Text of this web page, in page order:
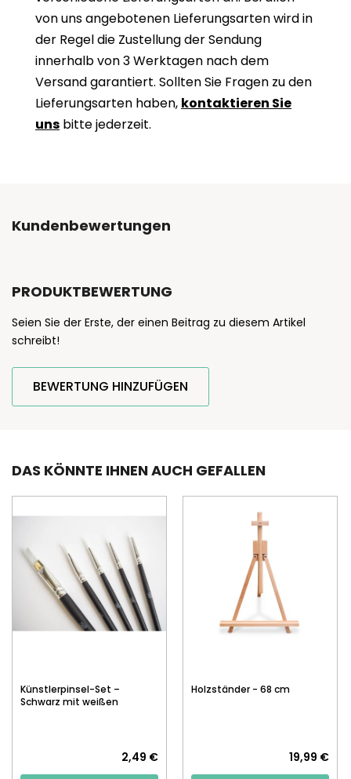
von uns angebotenen Lieferungsarten wird in
der Regel die Zustellung der Sendung
innerhalb von 3 Werktagen nach dem
Versand garantiert. Sollten Sie Fragen zu den
Lieferungsarten haben, kontaktieren Sie
uns bitte jederzeit.
Kundenbewertungen
PRODUKTBEWERTUNG
Seien Sie der Erste, der einen Beitrag zu diesem Artikel
schreibt!
BEWERTUNG HINZUFÜGEN
DAS KÖNNTE IHNEN AUCH GEFALLEN
Künstlerpinsel-Set –
Schwarz mit weißen
2,49 €
Holzständer - 68 cm
19,99 €